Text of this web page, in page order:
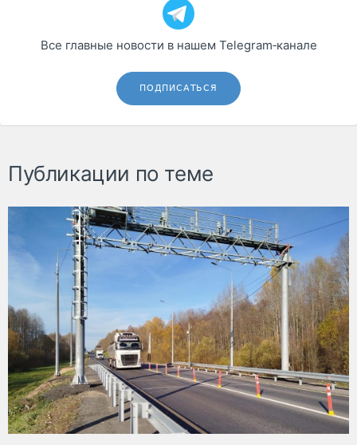
Все главные новости в нашем Telegram‑канале
ПОДПИСАТЬСЯ
Публикации по теме